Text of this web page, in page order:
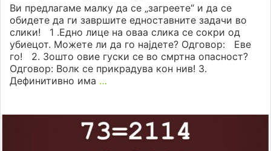
Ви предлагаме малку да се „загреете“ и да се
обидете да ги завршите едноставните задачи во
слики! 1 .Едно лице на оваа слика се сокри од
убиецот. Можете ли да го најдете? Одговор: Еве
го! 2. Зошто овие гуски се во смртна опасност?
Одговор: Волк се прикрадува кон нив! 3.
Дефинитивно има …